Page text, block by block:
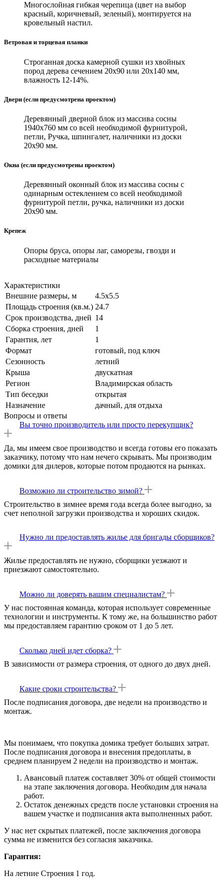
Многослойная гибкая черепица (цвет на выбор
красный, коричневый, зеленый), монтируется на
кровельный настил.
Ветровая и торцевая планки
Строганная доска камерной сушки из хвойных
пород дерева сечением 20х90 или 20х140 мм,
влажность 12-14%.
Двери (если предусмотрена проектом)
Деревянный дверной блок из массива сосны
1940х760 мм со всей необходимой фурнитурой,
петли, Ручка, шпингалет, наличники из доски
20х90 мм.
Окна (если предусмотрены проектом)
Деревянный оконный блок из массива сосны с
одинарным остеклением со всей необходимой
фурнитурой петли, ручка, наличники из доски
20х90 мм.
Крепеж
Опоры бруса, опоры лаг, саморезы, гвозди и
расходные материалы
Характеристики
Внешние размеры, м
4.5х5.5
Площадь строения (кв.м.) 24.7
Срок производства, дней 14
Сборка строения, дней
1
Гарантия, лет
1
Формат
готовый, под ключ
Сезонность
летний
Крыша
двускатная
Регион
Владимирская область
Тип беседки
открытая
Назначение
дачный, для отдыха
Вопросы и ответы
Вы точно производитель или просто перекупщик?
Да, мы имеем свое производство и всегда готовы его показать
заказчику, потому что нам нечего скрывать. Мы производим
домики для дилеров, которые потом продаются на рынках.
Возможно ли строительство зимой?
Строительство в зимнее время года всегда более выгодно, за
счет неполной загрузки производства и хороших скидок.
Нужно ли предоставлять жилье для бригады сборщиков?
Жилье предоставлять не нужно, сборщики уезжают и
приезжают самостоятельно.
Можно ли доверять вашим специалистам?
У нас постоянная команда, которая использует современные
технологии и инструменты. К тому же, на большинство работ
мы предоставляем гарантию сроком от 1 до 5 лет.
Сколько дней идет сборка?
В зависимости от размера строения, от одного до двух дней.
Какие сроки строительства?
После подписания договора, две недели на производство и
монтаж.
Мы понимаем, что покупка домика требует больших затрат.
После подписания договора и внесения предоплаты, в
среднем планируем 2 недели на производство и монтаж.
Авансовый платеж составляет 30% от общей стоимости
на этапе заключения договора. Необходим для начала
работ.
Остаток денежных средств после установки строения на
вашем участке и подписания акта выполненных работ.
У нас нет скрытых платежей, после заключения договора
сумма не изменится без согласия заказчика.
Гарантия:
На летние Строения 1 год.